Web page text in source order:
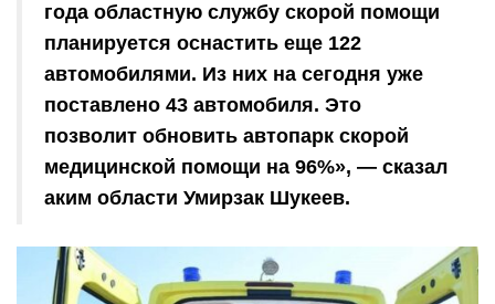
года областную службу скорой помощи
планируется оснастить еще 122
автомобилями. Из них на сегодня уже
поставлено 43 автомобиля. Это
позволит обновить автопарк скорой
медицинской помощи на 96%», — сказал
аким области Умирзак Шукеев.